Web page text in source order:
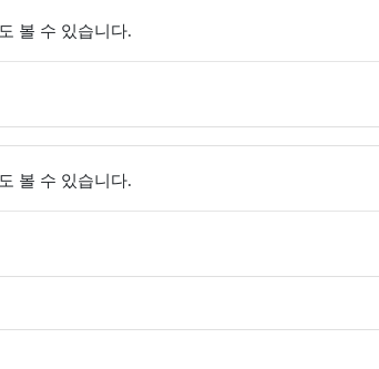
볼 수 있습니다.
볼 수 있습니다.